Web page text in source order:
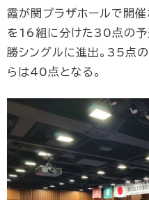
霞が関プラザホールで開催
を16組に分けた30点の予
勝シングルに進出。35点
らは40点となる。